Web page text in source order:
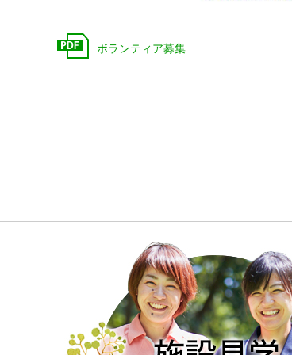
ボランティア募集